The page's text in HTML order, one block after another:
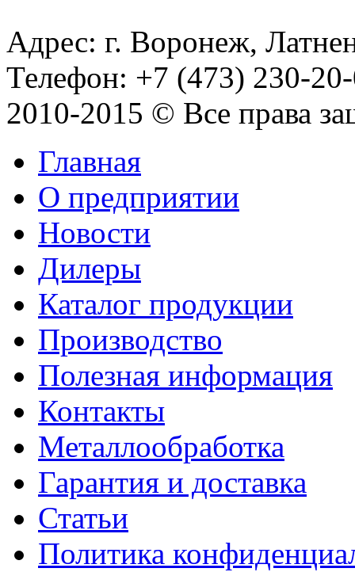
Адрес: г. Воронеж,
Телефон: +7 (473) 230-
2010-2015 © Все права
Главная
О предприятии
Новости
Дилеры
Каталог продукции
Производство
Полезная информация
Контакты
Металлообработка
Гарантия и доставка
Статьи
Политика